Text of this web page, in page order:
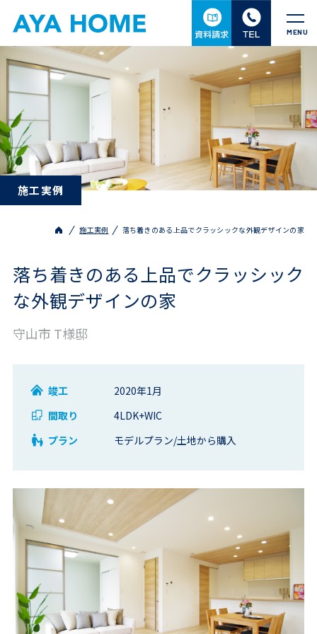
MENU
施工実例
施工実例 落ち着きのある上品でクラッシックな外観デザインの家
落ち着きのある上品でクラッシック
な外観デザインの家
守山市 T様邸
竣工
2020年1月
間取り
4LDK+WIC
プラン
モデルプラン/土地から購入